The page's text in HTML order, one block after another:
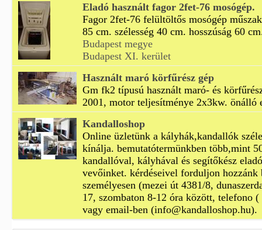
Eladó használt fagor 2fet-76 mosógép.
Fagor 2fet-76 felültöltős mosógép
85 cm. szélesség 40 cm. hosszúság 60
Budapest megye
Budapest XI. kerület
Használt maró körfűrész gép
Gm fk2 típusú használt maró- és
2001, motor teljesítménye 2x3kw. önálló
Kandalloshop
Online üzletünk a kályhák,kandallók
kínálja. bemutatótermünkben több,mint
kandallóval, kályhával és segítőkész
vevőinket. kérdéseivel forduljon hozzánk
személyesen (mezei út 4381/8,
17, szombaton 8-12 óra között, telefono
vagy email-ben (info@kandalloshop.hu).